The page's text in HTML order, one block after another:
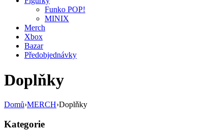
Funko POP!
MINIX
Merch
Xbox
Bazar
Předobjednávky
Doplňky
Domů›MERCH›Doplňky
Kategorie